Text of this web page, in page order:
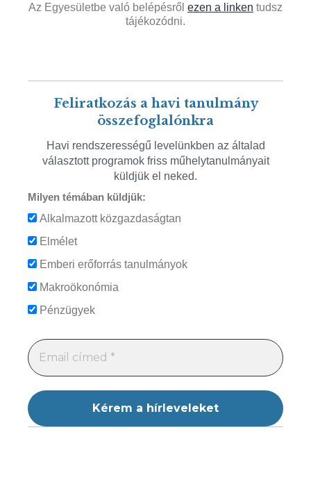
Az Egyesületbe való belépésről ezen a linken tudsz
tájékozódni.
Feliratkozás a havi tanulmány
összefoglalónkra
Havi rendszerességű levelünkben az általad
választott programok friss műhelytanulmányait
küldjük el neked.
Milyen témában küldjük:
Alkalmazott közgazdaságtan
Elmélet
Emberi erőforrás tanulmányok
Makroökonómia
Pénzügyek